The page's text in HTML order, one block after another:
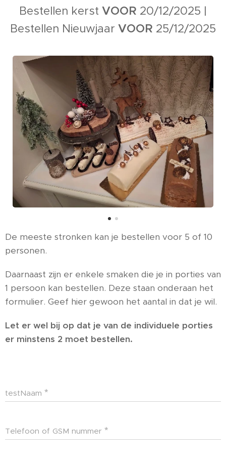
Bestellen kerst VOOR 20/12/2025 |
Bestellen Nieuwjaar VOOR 25/12/2025
De meeste stronken kan je bestellen voor 5 of 10
personen.
Daarnaast zijn er enkele smaken die je in porties van
1 persoon kan bestellen. Deze staan onderaan het
formulier. Geef hier gewoon het aantal in dat je wil.
Let er wel bij op dat je van de individuele porties
er minstens 2 moet bestellen.
testNaam
Telefoon of GSM nummer